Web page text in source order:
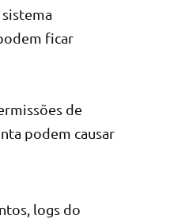
ficar
de
podem causar
logs do